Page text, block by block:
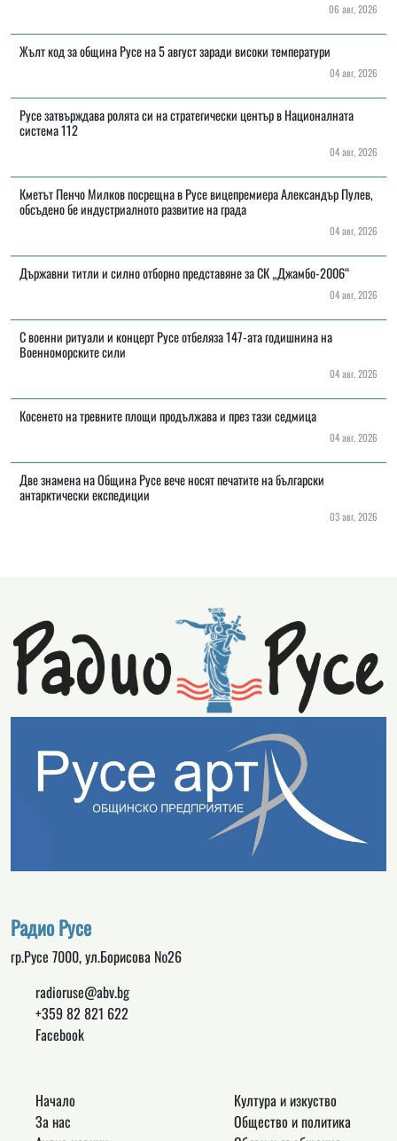
06 авг, 2026
Жълт код за община Русе на 5 август заради високи температури
04 авг, 2026
Русе затвърждава ролята си на стратегически център в Националната
система 112
04 авг, 2026
Кметът Пенчо Милков посрещна в Русе вицепремиера Александър Пулев,
обсъдено бе индустриалното развитие на града
04 авг, 2026
Държавни титли и силно отборно представяне за СК „Джамбо-2006“
04 авг, 2026
С военни ритуали и концерт Русе отбеляза 147-ата годишнина на
Военноморските сили
04 авг, 2026
Косенето на тревните площи продължава и през тази седмица
04 авг, 2026
Две знамена на Община Русе вече носят печатите на български
антарктически експедиции
03 авг, 2026
Радио Русе
гр.Русе 7000, ул.Борисова №26
radioruse@abv.bg
+359 82 821 622
Facebook
Начало
За нас
Култура и изкуство
Общество и политика